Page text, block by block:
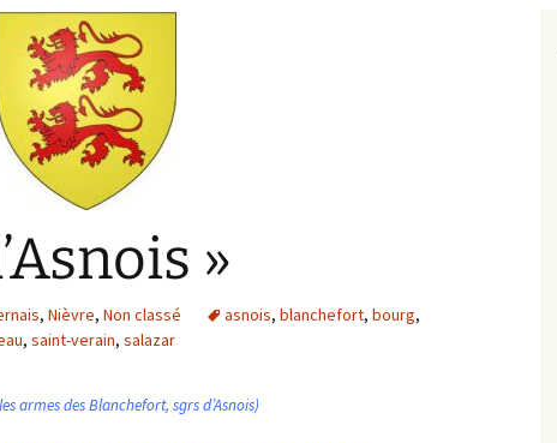
Comté de Sancerre
»
, Nièvre, Non classé asnois, blanchefort, bourg,
, saint-verain, salazar
armes des Blanchefort, sgrs d’Asnois)